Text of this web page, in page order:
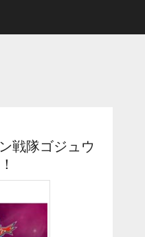
戦隊ゴジュウ